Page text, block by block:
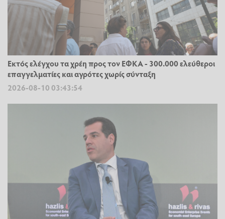
Εκτός ελέγχου τα χρέη προς τον ΕΦΚΑ - 300.000 ελεύθεροι
επαγγελματίες και αγρότες χωρίς σύνταξη
2026-08-10 03:43:54